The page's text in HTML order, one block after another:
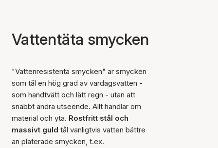
Vattentäta smycken
"Vattenresistenta smycken" är smycken
som tål en hög grad av vardagsvatten -
som handtvätt och lätt regn - utan att
snabbt ändra utseende. Allt handlar om
material och yta. Rostfritt stål och
massivt guld tål vanligtvis vatten bättre
än pläterade smycken, t.ex.